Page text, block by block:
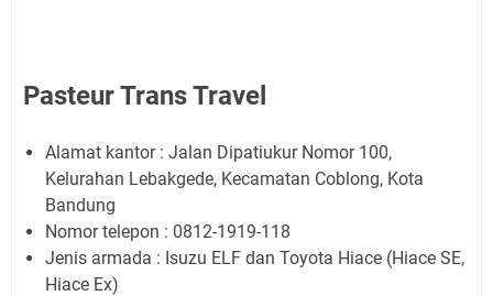
Pasteur Trans Travel
Alamat kantor : Jalan Dipatiukur Nomor 100,
Kelurahan Lebakgede, Kecamatan Coblong, Kota
Bandung
Nomor telepon : 0812-1919-118
Jenis armada : Isuzu ELF dan Toyota Hiace (Hiace SE,
Hiace Ex)